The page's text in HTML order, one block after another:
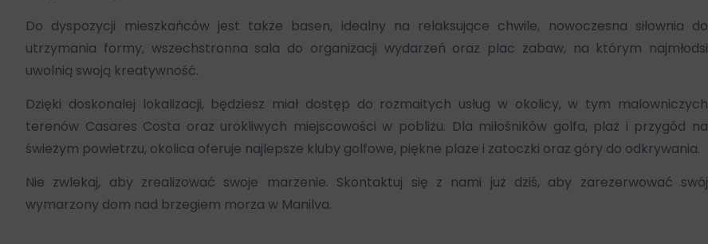
Do dyspozycji mieszkańców jest także basen, idealny na relaksujące chwile, nowoczesna siłownia do
utrzymania formy, wszechstronna sala do organizacji wydarzeń oraz plac zabaw, na którym najmłodsi
uwolnią swoją kreatywność.
Dzięki doskonałej lokalizacji, będziesz miał dostęp do rozmaitych usług w okolicy, w tym malowniczych
terenów Casares Costa oraz urokliwych miejscowości w pobliżu. Dla miłośników golfa, plaż i przygód na
świeżym powietrzu, okolica oferuje najlepsze kluby golfowe, piękne plaże i zatoczki oraz góry do odkrywania.
Nie zwlekaj, aby zrealizować swoje marzenie. Skontaktuj się z nami już dziś, aby zarezerwować swój
wymarzony dom nad brzegiem morza w Manilva.